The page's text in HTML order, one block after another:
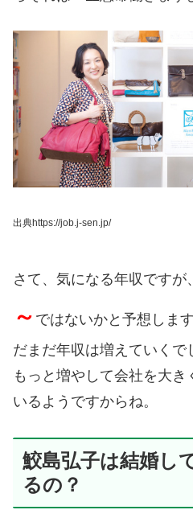
出典https://job.j-sen.jp/
さて、気になる年収ですが
～ ではないかと予想します
だまだ年収は増えていくで
もっと増やして会社を大
いるようですからね。
鮫島弘子は結婚し
るの？